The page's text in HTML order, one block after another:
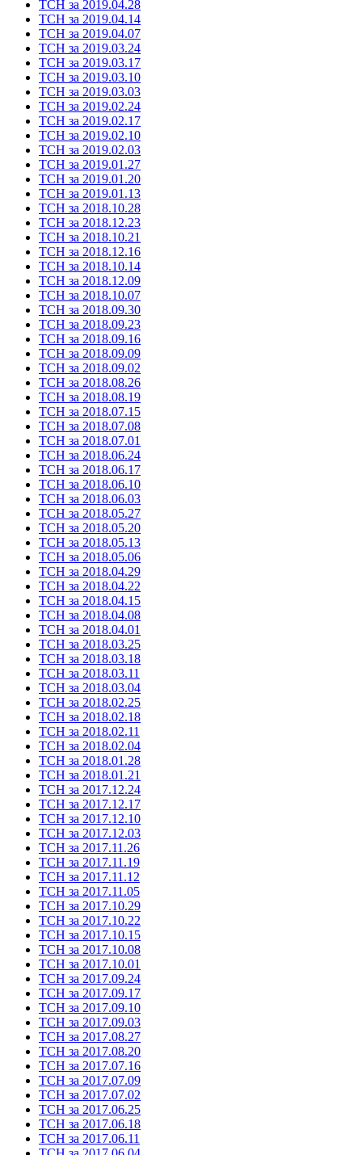
ТСН за 2019.04.28
ТСН за 2019.04.14
ТСН за 2019.04.07
ТСН за 2019.03.24
ТСН за 2019.03.17
ТСН за 2019.03.10
ТСН за 2019.03.03
ТСН за 2019.02.24
ТСН за 2019.02.17
ТСН за 2019.02.10
ТСН за 2019.02.03
ТСН за 2019.01.27
ТСН за 2019.01.20
ТСН за 2019.01.13
ТСН за 2018.10.28
ТСН за 2018.12.23
ТСН за 2018.10.21
ТСН за 2018.12.16
ТСН за 2018.10.14
ТСН за 2018.12.09
ТСН за 2018.10.07
ТСН за 2018.09.30
ТСН за 2018.09.23
ТСН за 2018.09.16
ТСН за 2018.09.09
ТСН за 2018.09.02
ТСН за 2018.08.26
ТСН за 2018.08.19
ТСН за 2018.07.15
ТСН за 2018.07.08
ТСН за 2018.07.01
ТСН за 2018.06.24
ТСН за 2018.06.17
ТСН за 2018.06.10
ТСН за 2018.06.03
ТСН за 2018.05.27
ТСН за 2018.05.20
ТСН за 2018.05.13
ТСН за 2018.05.06
ТСН за 2018.04.29
ТСН за 2018.04.22
ТСН за 2018.04.15
ТСН за 2018.04.08
ТСН за 2018.04.01
ТСН за 2018.03.25
ТСН за 2018.03.18
ТСН за 2018.03.11
ТСН за 2018.03.04
ТСН за 2018.02.25
ТСН за 2018.02.18
ТСН за 2018.02.11
ТСН за 2018.02.04
ТСН за 2018.01.28
ТСН за 2018.01.21
ТСН за 2017.12.24
ТСН за 2017.12.17
ТСН за 2017.12.10
ТСН за 2017.12.03
ТСН за 2017.11.26
ТСН за 2017.11.19
ТСН за 2017.11.12
ТСН за 2017.11.05
ТСН за 2017.10.29
ТСН за 2017.10.22
ТСН за 2017.10.15
ТСН за 2017.10.08
ТСН за 2017.10.01
ТСН за 2017.09.24
ТСН за 2017.09.17
ТСН за 2017.09.10
ТСН за 2017.09.03
ТСН за 2017.08.27
ТСН за 2017.08.20
ТСН за 2017.07.16
ТСН за 2017.07.09
ТСН за 2017.07.02
ТСН за 2017.06.25
ТСН за 2017.06.18
ТСН за 2017.06.11